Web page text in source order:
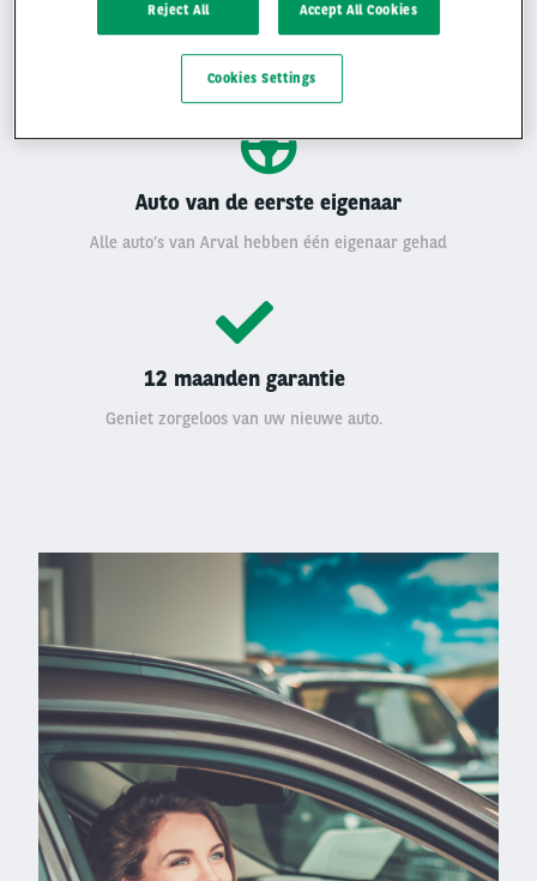
Gemiddelde beoordeling van 4,9 op 5
Auto van de eerste eigenaar
Alle auto’s van Arval hebben één eigenaar gehad
12 maanden garantie
Geniet zorgeloos van uw nieuwe auto.
Left
Reject All Accept All Cookies
Cookies Settings